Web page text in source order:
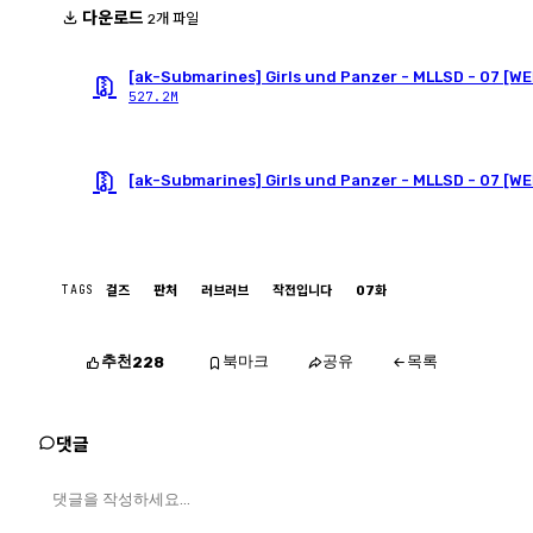
다운로드 2개 파일
[ak-Submarines] Girls und Panzer - MLLSD - 07
527.2M
[ak-Submarines] Girls und Panzer - MLLSD - 07
TAGS 걸즈 판처 러브러브 작전입니다 07화
추천228 북마크 공유 목록
댓글